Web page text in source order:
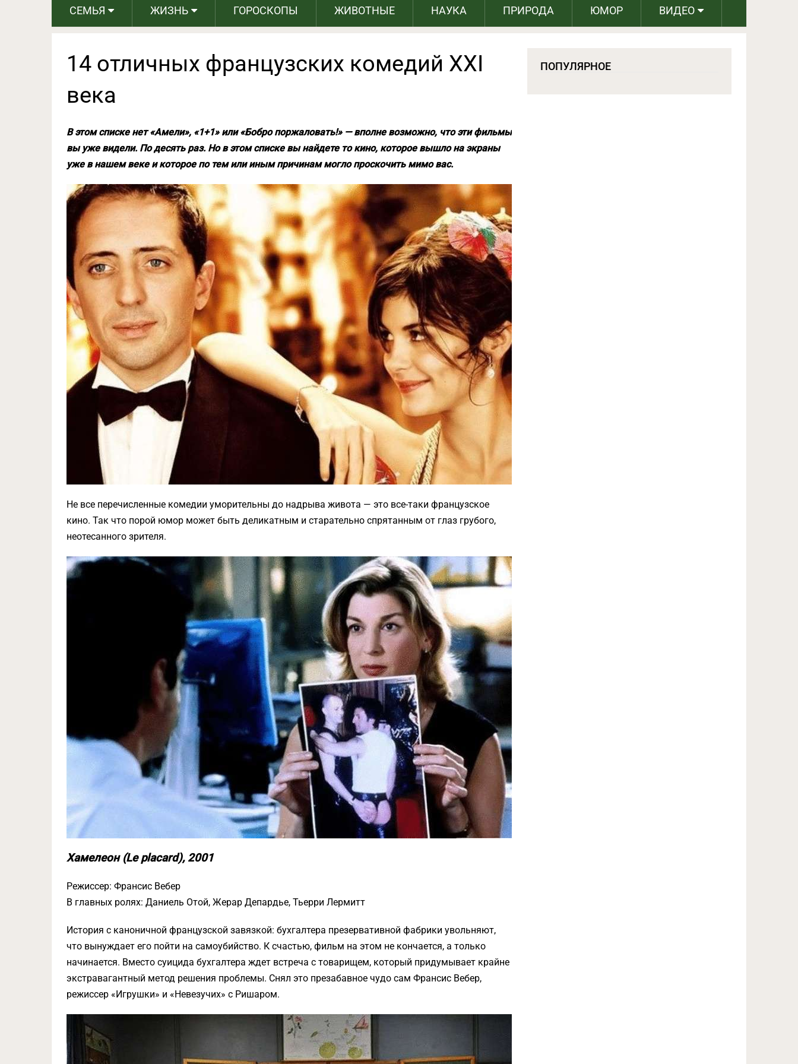
СЕМЬЯ ЖИЗНЬ ГОРОСКОПЫ ЖИВОТНЫЕ НАУКА ПРИРОДА ЮМОР ВИДЕО
14 отличных французских комедий XXI
века
В этом списке нет «Амели», «1+1» или «Бобро поржаловать!» — вполне возможно, что эти фильмы
вы уже видели. По десять раз. Но в этом списке вы найдете то кино, которое вышло на экраны
уже в нашем веке и которое по тем или иным причинам могло проскочить мимо вас.
Не все перечисленные комедии уморительны до надрыва живота — это все-таки французское
кино. Так что порой юмор может быть деликатным и старательно спрятанным от глаз грубого,
неотесанного зрителя.
Хамелеон (Le placard), 2001
Режиссер: Франсис Вебер
В главных ролях: Даниель Отой, Жерар Депардье, Тьерри Лермитт
История с каноничной французской завязкой: бухгалтера презервативной фабрики увольняют,
что вынуждает его пойти на самоубийство. К счастью, фильм на этом не кончается, а только
начинается. Вместо суицида бухгалтера ждет встреча с товарищем, который придумывает крайне
экстравагантный метод решения проблемы. Снял это презабавное чудо сам Франсис Вебер,
режиссер «Игрушки» и «Невезучих» с Ришаром.
ПОПУЛЯРНОЕ